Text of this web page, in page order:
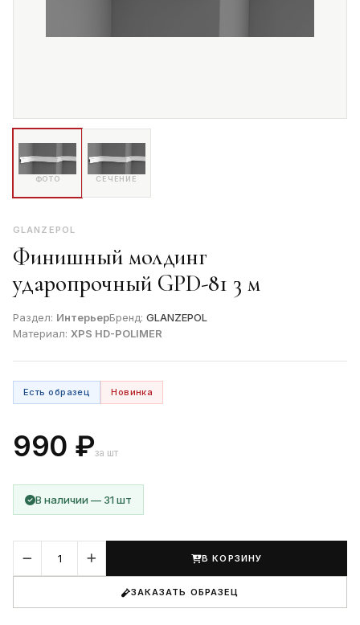
ФОТО СЕЧЕНИЕ
GLANZEPOL
Финишный молдинг
ударопрочный GPD-81 3 м
Раздел: ИнтерьерБренд: GLANZEPOL
Материал: XPS HD-POLIMER
Есть образец Новинка
990 ₽за шт
В наличии — 31 шт
В КОРЗИНУ
ЗАКАЗАТЬ ОБРАЗЕЦ